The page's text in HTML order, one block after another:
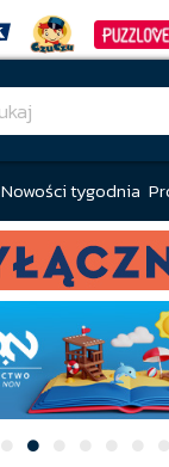
Nowości tygodnia